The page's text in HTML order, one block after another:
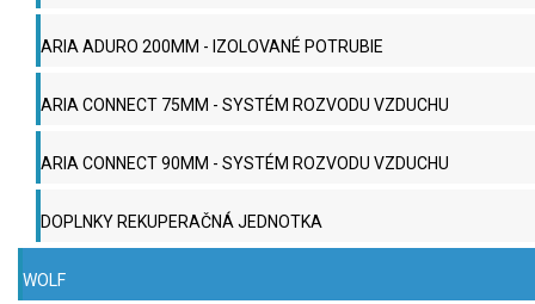
ARIA ADURO 200MM - IZOLOVANÉ POTRUBIE
ARIA CONNECT 75MM - SYSTÉM ROZVODU VZDUCHU
ARIA CONNECT 90MM - SYSTÉM ROZVODU VZDUCHU
DOPLNKY REKUPERAČNÁ JEDNOTKA
WOLF